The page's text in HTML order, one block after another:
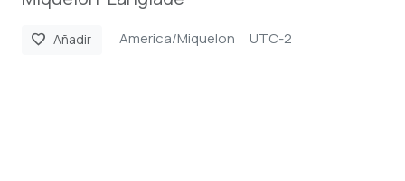
favorite Añadir America/Miquelon UTC-2